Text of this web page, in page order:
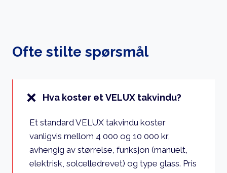
Ofte stilte spørsmål
Hva koster et VELUX takvindu?
Et standard VELUX takvindu koster
vanligvis mellom 4 000 og 10 000 kr,
avhengig av størrelse, funksjon (manuelt,
elektrisk, solcelledrevet) og type glass. Pris